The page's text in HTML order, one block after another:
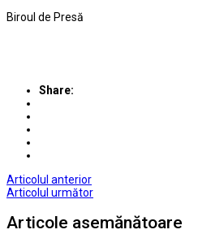
Biroul de Presă
Share:
Articolul anterior
Articolul următor
Articole asemănătoare